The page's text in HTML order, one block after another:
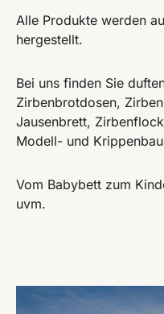
Alle Produkte werden
hergestellt.
Bei uns finden Sie
Zirbenbrotdosen,
Jausenbrett,
Modell- und
Vom Babybett zum
uvm.